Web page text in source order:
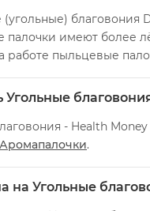
благовония
палочки имеют более
работе пыльцевые
Угольные
- Health
Аромапалочки.
на Угольные